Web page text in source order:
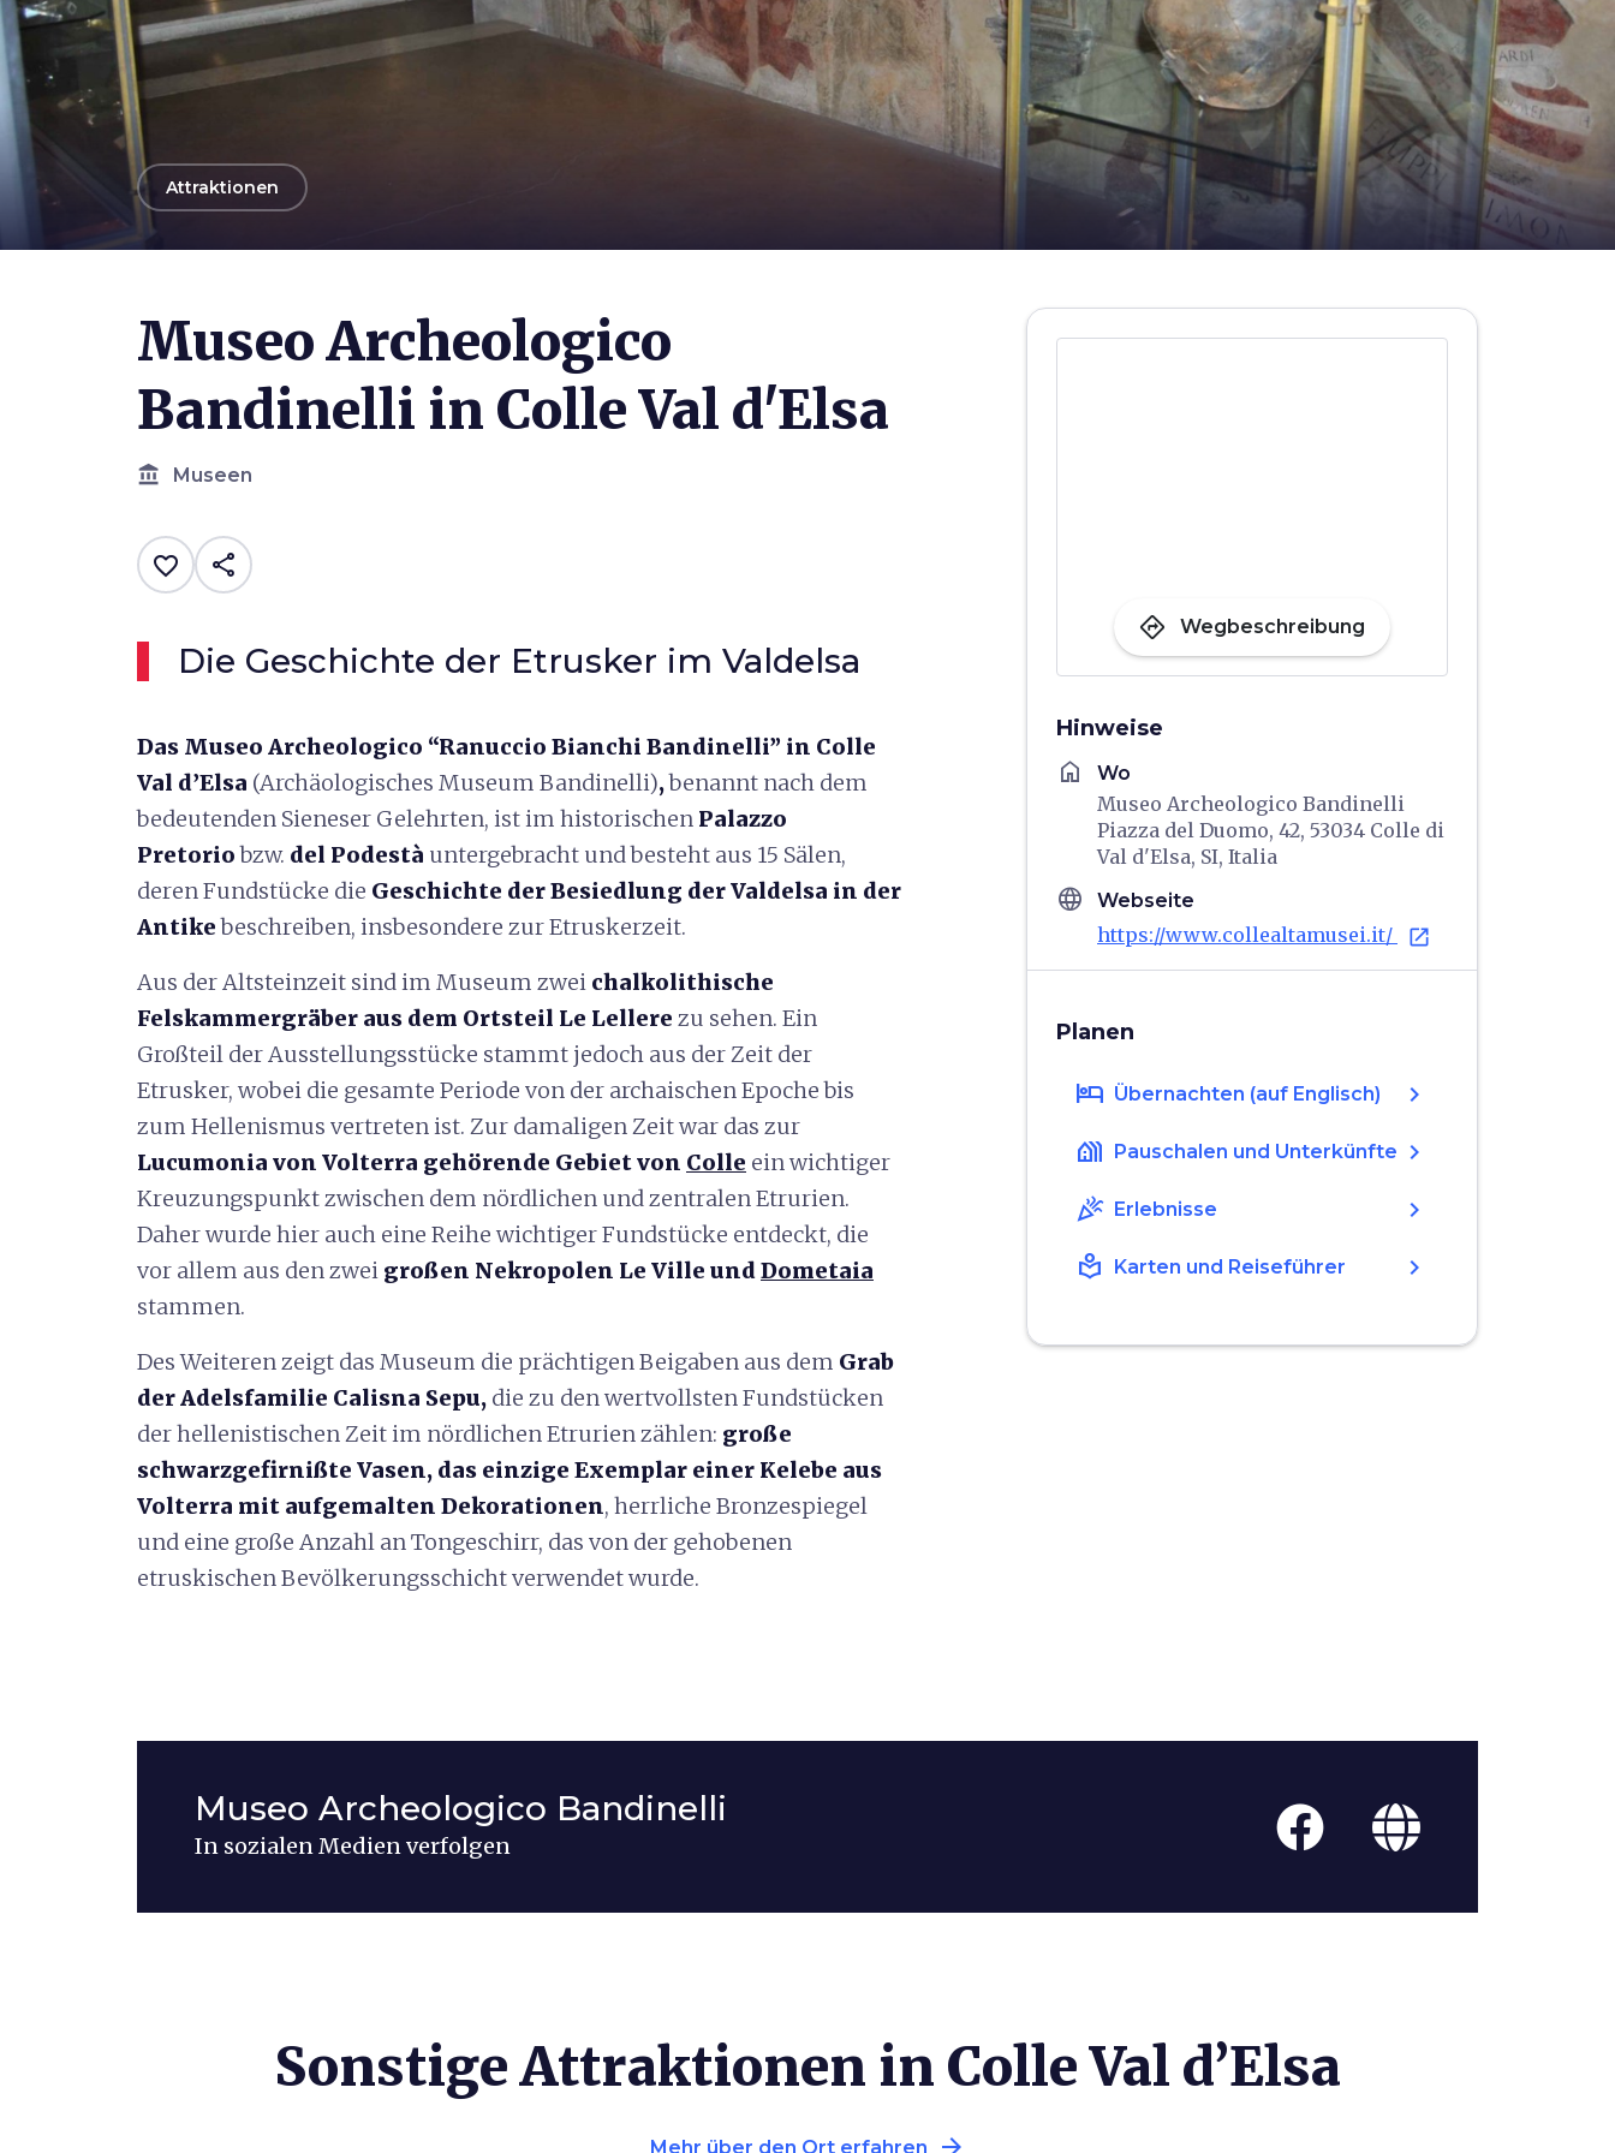
arrow_back
Attraktionen
Museo Archeologico
Bandinelli in Colle Val d'Elsa
account_balance Museen
favorite_border share
Die Geschichte der Etrusker im Valdelsa
Das Museo Archeologico “Ranuccio Bianchi Bandinelli” in Colle
Val d’Elsa (Archäologisches Museum Bandinelli),benannt nach dem
bedeutenden Sieneser Gelehrten, ist im historischen Palazzo
Pretoriobzw. del Podestà untergebracht und besteht aus 15 Sälen,
deren Fundstücke die Geschichte der Besiedlung der Valdelsa in der
Antikebeschreiben, insbesondere zur Etruskerzeit.
Aus der Altsteinzeit sind im Museum zwei chalkolithische
Felskammergräber aus dem Ortsteil Le Lellere zu sehen. Ein
Großteil der Ausstellungsstücke stammt jedoch aus der Zeit der
Etrusker, wobei die gesamte Periode von der archaischen Epoche bis
zum Hellenismus vertreten ist. Zur damaligen Zeit war das zur
Lucumonia von Volterra gehörende Gebiet von Colle ein wichtiger
Kreuzungspunkt zwischen dem nördlichen und zentralen Etrurien.
Daher wurde hier auch eine Reihe wichtiger Fundstücke entdeckt, die
vor allem aus den zwei großen Nekropolen Le Ville undDometaia
stammen.
Des Weiteren zeigt das Museum die prächtigen Beigaben aus dem Grab
der Adelsfamilie Calisna Sepu, die zu den wertvollsten Fundstücken
der hellenistischen Zeit im nördlichen Etrurien zählen: große
schwarzgefirnißte Vasen, das einzige Exemplar einer Kelebe aus
Volterra mit aufgemalten Dekorationen, herrliche Bronzespiegel
und eine große Anzahl an Tongeschirr, das von der gehobenen
etruskischen Bevölkerungsschicht verwendet wurde.
directions Wegbeschreibung
Hinweise
home Wo
Museo Archeologico Bandinelli
Piazza del Duomo, 42, 53034 Colle di
Val d'Elsa, SI, Italia
language Webseite
https://www.collealtamusei.it/ open_in_new
Planen
hotel Übernachten (auf Englisch) chevron_right
holiday_village Pauschalen und Unterkünfte chevron_right
celebration Erlebnisse chevron_right
local_library Karten und Reiseführer chevron_right
Museo Archeologico Bandinelli
In sozialen Medien verfolgen
Sonstige Attraktionen in Colle Val d’Elsa
Mehr über den Ort erfahren arrow_forward